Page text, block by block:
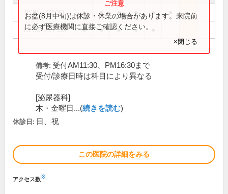
8:30～12:30 ● ● ● ● ●
13:30～17:30 ● ● ● ●
お盆(8月中旬)は休診・休業の場合があります。来院前
に必ず医療機関に直接ご確認ください。
×閉じる
備考: 受付AM11:30、PM16:30まで
受付/診療日時は科目により異なる
[泌尿器科]
木・金曜日...(続きを読む)
休診日: 日、祝
この医院の詳細をみる
アクセス数※